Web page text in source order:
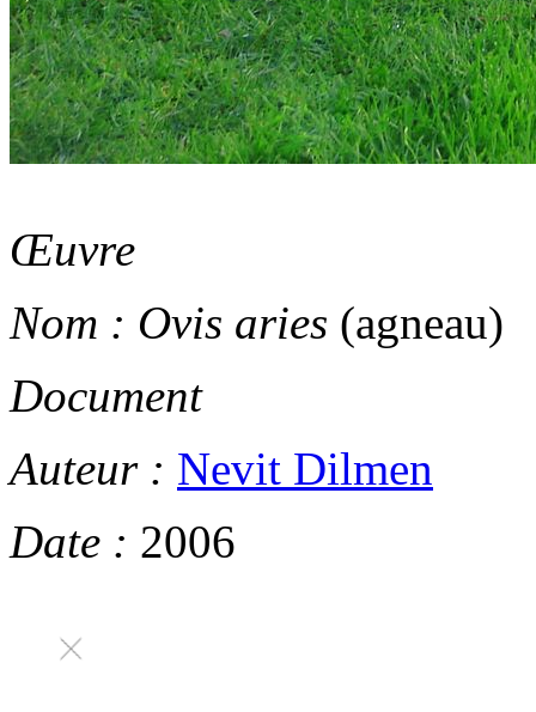
Œuvre
Nom : Ovis aries (agneau)
Document
Auteur : Nevit Dilmen
Date : 2006